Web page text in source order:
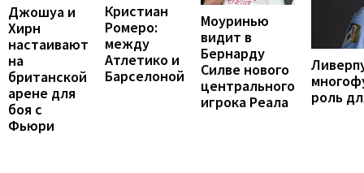
Джошуа и
Хирн
настаивают
на
британской
арене для
боя с
Фьюри
Кристиан
Ромеро:
между
Атлетико и
Барселоной
Моуринью
видит в
Бернарду
Силве нового
центрального
игрока Реала
роль